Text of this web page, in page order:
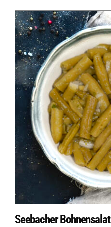
Seebacher Bohnensalat